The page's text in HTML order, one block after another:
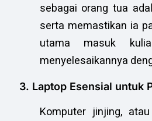
sebagai orang tua
serta memastikan ia
utama masuk
menyelesaikannya
3. Laptop Esensial untuk
Komputer jinjing,